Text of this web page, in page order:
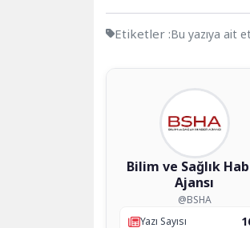
Etiketler :Bu yazıya ait
Bilim ve Sağlık
Ajansı
@BSHA
Yazı Sayısı